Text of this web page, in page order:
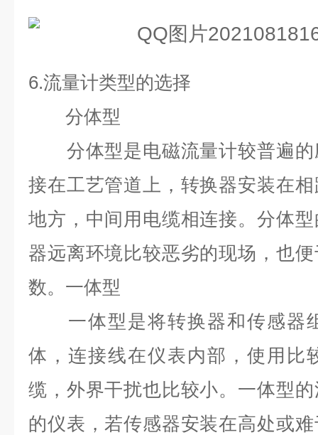
6.流量计类型的选择
分体型
分体型是电磁流量计较普遍的
接在工艺管道上，转换器安装在
地方，中间用电缆相连接。分体
器远离环境比较恶劣的现场，也
数。一体型
一体型是将转换器和传感器
体，连接线在仪表内部，使用比
缆，外界干扰也比较小。一体型
的仪表，若传感器安装在高处或